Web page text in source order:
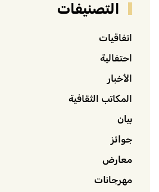
التصنيفات
اتفاقيات
احتفالية
الأخبار
المكاتب الثقافية
بيان
جوائز
معارض
مهرجانات